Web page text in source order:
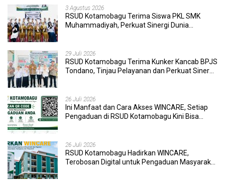
3 Agustus 2026
RSUD Kotamobagu Terima Siswa PKL SMK
Muhammadiyah, Perkuat Sinergi Dunia
29 Juli 2026
RSUD Kotamobagu Terima Kunker Kancab BPJS
Tondano, Tinjau Pelayanan dan Perkuat Sinergi
26 Juli 2026
Ini Manfaat dan Cara Akses WINCARE, Setiap
Pengaduan di RSUD Kotamobagu Kini Bisa
26 Juli 2026
RSUD Kotamobagu Hadirkan WINCARE,
Terobosan Digital untuk Pengaduan Masyarakat